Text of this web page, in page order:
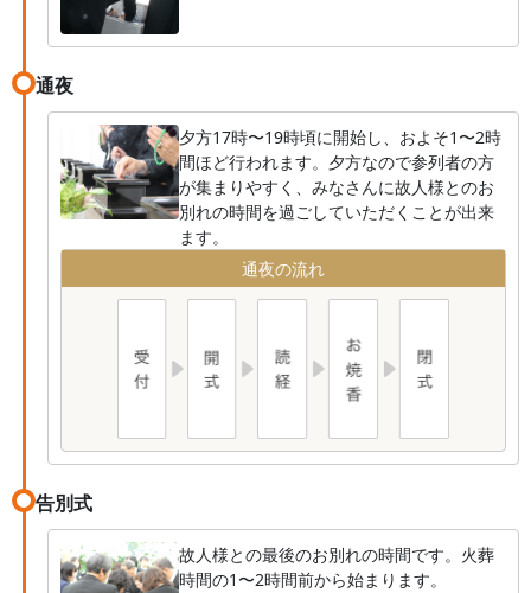
通夜
夕方17時〜19時頃に開始し、およそ1〜2時
間ほど行われます。夕方なので参列者の方
が集まりやすく、みなさんに故人様とのお
別れの時間を過ごしていただくことが出来
ます。
通夜の流れ
告別式
故人様との最後のお別れの時間です。火葬
時間の1〜2時間前から始まります。